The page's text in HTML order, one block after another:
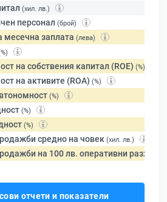
(хил. лв.)
персонал (брой)
месечна заплата (лева)
на собствения капитал (ROE) (%)
на активите (ROA) (%)
(%)
(%)
(%)
средно на човек (хил. лв.)
на 100 лв. оперативни разходи
отчети и показатели